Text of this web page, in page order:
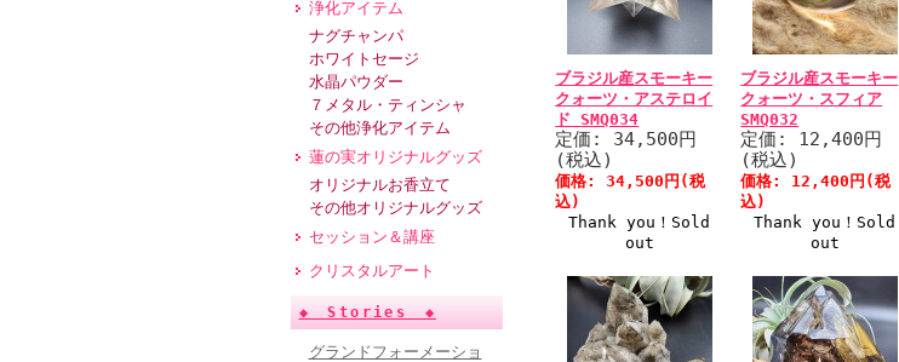
浄化アイテム
ナグチャンパ
ホワイトセージ
水晶パウダー
７メタル・ティンシャ
その他浄化アイテム
蓮の実オリジナルグッズ
オリジナルお香立て
その他オリジナルグッズ
セッション＆講座
クリスタルアート
◆ Stories ◆
グランドフォーメーショ
ブラジル産スモーキー
クォーツ・アステロイ
ド SMQ034
定価: 34,500円
(税込)
価格: 34,500円(税
込)
Thank you！Sold
out
ブラジル産スモーキー
クォーツ・スフィア
SMQ032
定価: 12,400円
(税込)
価格: 12,400円(税
込)
Thank you！Sold
out